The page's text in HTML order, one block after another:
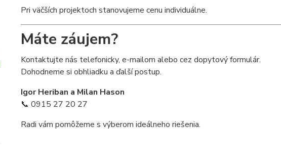
Pri väčších projektoch stanovujeme cenu individuálne.
Máte záujem?
Kontaktujte nás telefonicky, e-mailom alebo cez dopytový formulár.
Dohodneme si obhliadku a ďalší postup.
Igor Heriban a Milan Hason
📞 0915 27 20 27
Radi vám pomôžeme s výberom ideálneho riešenia.